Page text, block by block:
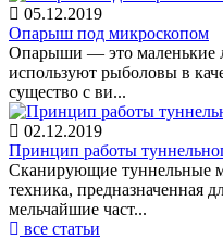
05.12.2019
Опарыш под микроскопом
Опарыши — это маленькие
используют рыболовы в
существо с ви...
02.12.2019
Принцип работы
Сканирующие туннельные
техника, предназначенная
мельчайшие част...
все статьи